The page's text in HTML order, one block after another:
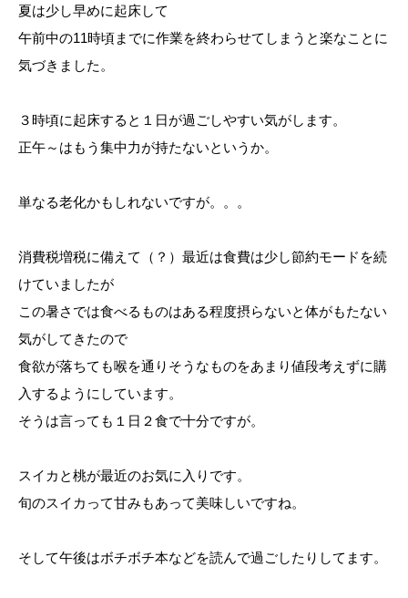
夏は少し早めに起床して
午前中の11時頃までに作業を終わらせてしまうと楽なことに
気づきました。
３時頃に起床すると１日が過ごしやすい気がします。
正午～はもう集中力が持たないというか。
単なる老化かもしれないですが。。。
消費税増税に備えて（？）最近は食費は少し節約モードを続
けていましたが
この暑さでは食べるものはある程度摂らないと体がもたない
気がしてきたので
食欲が落ちても喉を通りそうなものをあまり値段考えずに購
入するようにしています。
そうは言っても１日２食で十分ですが。
スイカと桃が最近のお気に入りです。
旬のスイカって甘みもあって美味しいですね。
そして午後はボチボチ本などを読んで過ごしたりしてます。